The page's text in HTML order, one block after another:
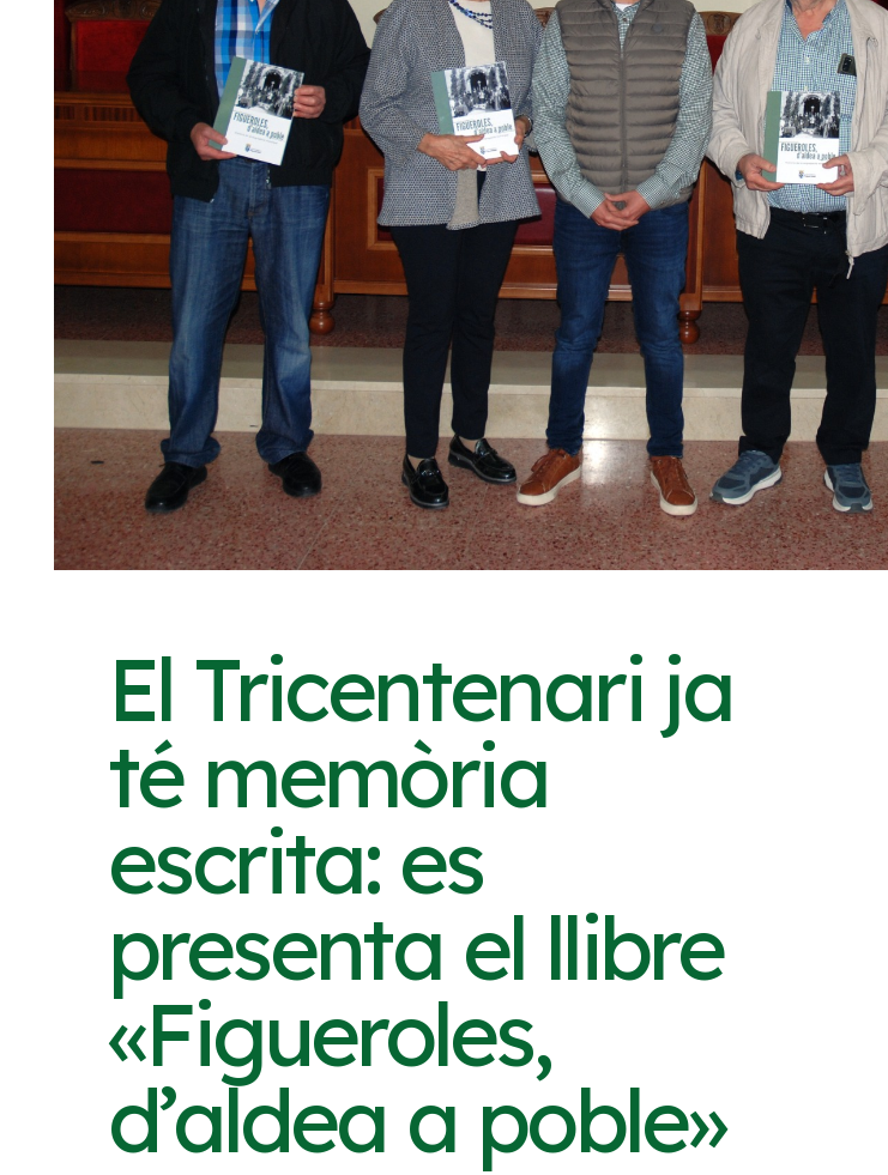
El Tricentenari ja
té memòria
escrita: es
presenta el llibre
«Figueroles,
d’aldea a poble»